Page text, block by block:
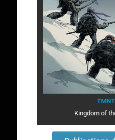
Kingdom of